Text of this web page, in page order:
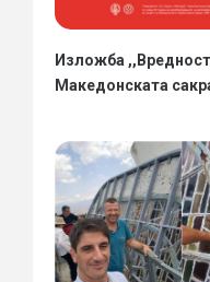
Изложба
Македонската